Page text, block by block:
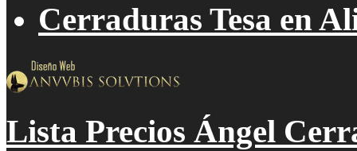
Cerraduras Tesa en
Lista Precios Ángel